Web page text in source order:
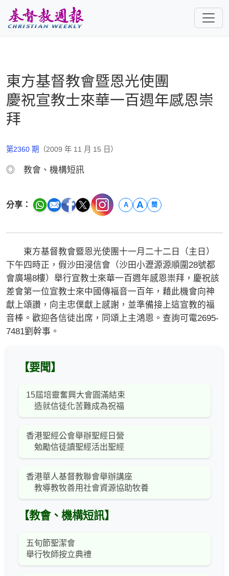
東方基督教會暨恩光使團
慶祝宣教士來華一百週年感恩崇
拜
第2360 期 （2009 年 11 月 15 日）
◎ 教會、機構短訊
分享： A A 簡
東方基督教會暨恩光使團十一月二十二日（主日）
下午四時正，假沙田浸信會（沙田小瀝源源順圍28號都
會廣場8樓）舉行宣教士來華一百週年感恩崇拜，慶祝該
差會第一位宣教士來中國傳福音一百年，藉此機會向神
獻上頌讚，向主忠僕獻上感謝，並準備接上這宣教的福
音棒。歡迎各信徒出席，同頌上主鴻恩。查詢可電2695-
7481劉幹事。
【要聞】
15屆培靈奮興大會圓滿結束
造就信徒化苦難成為祝福
香港聖經公會舉辦聖經日營
勉勵信徒讀聖經活出聖經
香港華人基督教聯會舉辦講座
教導教牧善用社會資源協助牧養
【教會、機構短訊】
五旬節聖潔會
舉行牧師按立典禮